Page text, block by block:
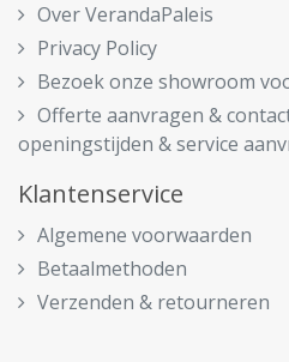
Over VerandaPaleis
Privacy Policy
Bezoek onze showroom
Offerte aanvragen &
openingstijden & service
Klantenservice
Algemene voorwaarden
Betaalmethoden
Verzenden & retourneren